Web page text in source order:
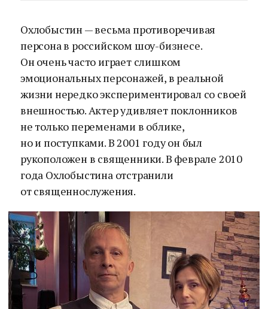
Охлобыстин — весьма противоречивая
персона в российском шоу-бизнесе.
Он очень часто играет слишком
эмоциональных персонажей, в реальной
жизни нередко экспериментировал со своей
внешностью. Актер удивляет поклонников
не только переменами в облике,
но и поступками. В 2001 году он был
рукоположен в священники. В феврале 2010
года Охлобыстина отстранили
от священнослужения.